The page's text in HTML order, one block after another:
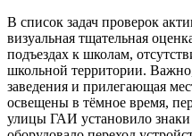
В список задач проверок
визуальная тщательная
подъездах к школам,
школьной территории.
заведения и прилегающая
освещены в тёмное время,
улицы ГАИ установило